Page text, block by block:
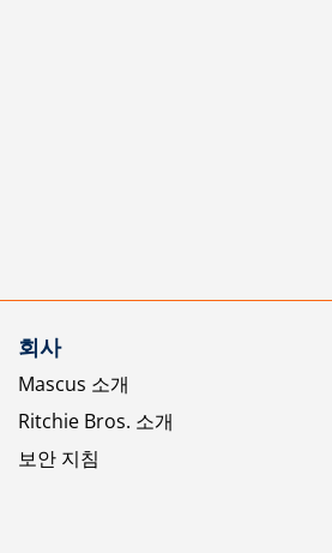
회사
Mascus 소개
Ritchie Bros. 소개
보안 지침